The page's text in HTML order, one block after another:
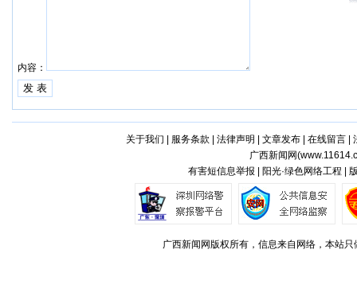
内容：
关于我们 服务条款 法律声明 文章发布| 在线留言|
广西新闻网(
有害短信息举报 | 阳光·绿色网络工程 |
广西新闻网版权所有，信息来自网络，本站